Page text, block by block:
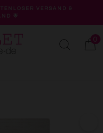
VERSAND &
🌟
Suche0